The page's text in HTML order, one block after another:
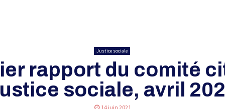
Justice sociale
rapport du comité
sociale, avril
14 juin 2021